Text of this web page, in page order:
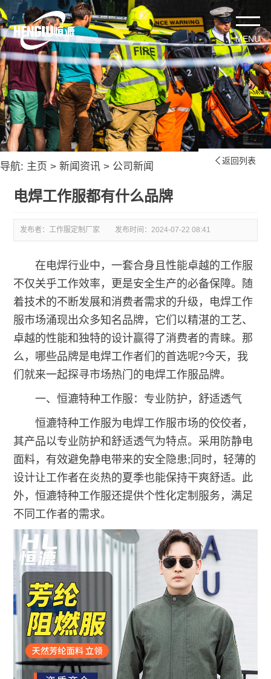
导航: 主页 > 新闻资讯 > 公司新闻  返回列表
电焊工作服都有什么品牌
发布者：工作服定制厂家 发布时间：2024-07-22 08:41
在电焊行业中，一套合身且性能卓越的工作服
不仅关乎工作效率，更是安全生产的必备保障。随
着技术的不断发展和消费者需求的升级，电焊工作
服市场涌现出众多知名品牌，它们以精湛的工艺、
卓越的性能和独特的设计赢得了消费者的青睐。那
么，哪些品牌是电焊工作者们的首选呢?今天，我
们就来一起探寻市场热门的电焊工作服品牌。
一、恒漉特种工作服：专业防护，舒适透气
恒漉特种工作服为电焊工作服市场的佼佼者，
其产品以专业防护和舒适透气为特点。采用防静电
面料，有效避免静电带来的安全隐患;同时，轻薄的
设计让工作者在炎热的夏季也能保持干爽舒适。此
外，恒漉特种工作服还提供个性化定制服务，满足
不同工作者的需求。